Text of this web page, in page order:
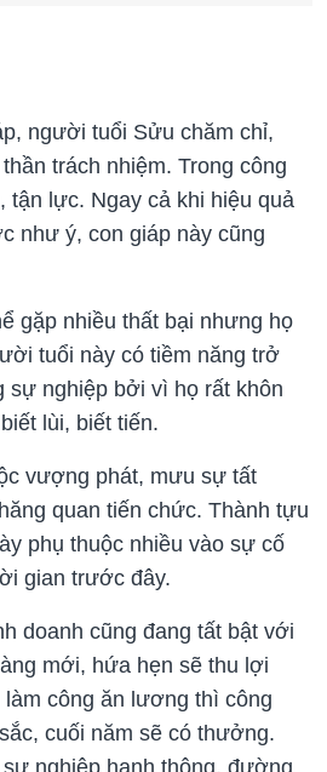
người tuổi Sửu chăm chỉ,
trách nhiệm. Trong công
tận lực. Ngay cả khi hiệu quả
như ý, con giáp này cũng
gặp nhiều thất bại nhưng họ
tuổi này có tiềm năng trở
sự nghiệp bởi vì họ rất khôn
lùi, biết tiến.
vượng phát, mưu sự tất
quan tiến chức. Thành tựu
phụ thuộc nhiều vào sự cố
gian trước đây.
doanh cũng đang tất bật với
mới, hứa hẹn sẽ thu lợi
công ăn lương thì công
cuối năm sẽ có thưởng.
nghiệp hanh thông, đường